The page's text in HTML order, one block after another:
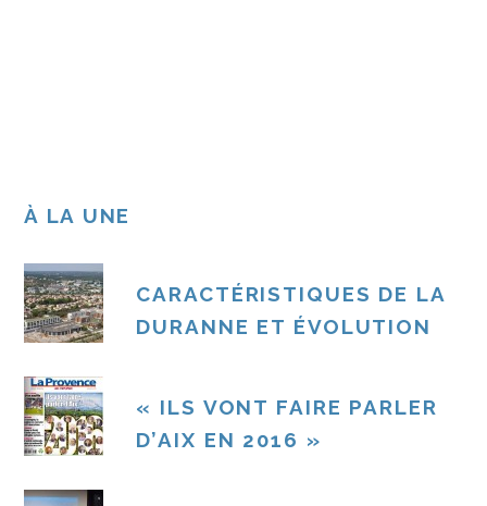
À LA UNE
CARACTÉRISTIQUES DE LA
DURANNE ET ÉVOLUTION
« ILS VONT FAIRE PARLER
D’AIX EN 2016 »